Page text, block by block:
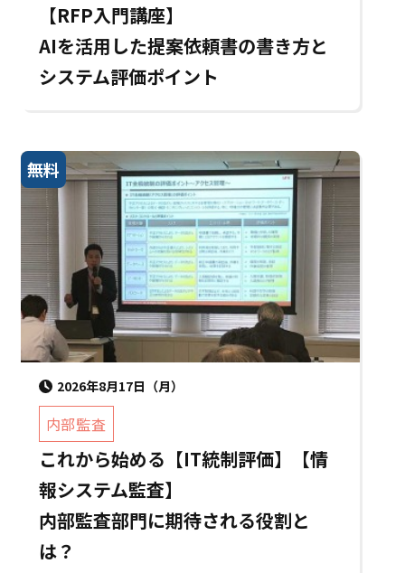
【RFP入門講座】
AIを活用した提案依頼書の書き方と
システム評価ポイント
無料
2026年8月17日（月）
内部監査
これから始める【IT統制評価】【情
報システム監査】
内部監査部門に期待される役割と
は？